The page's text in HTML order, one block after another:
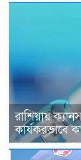
রাশিয়ায়
কার্যকরভাবে